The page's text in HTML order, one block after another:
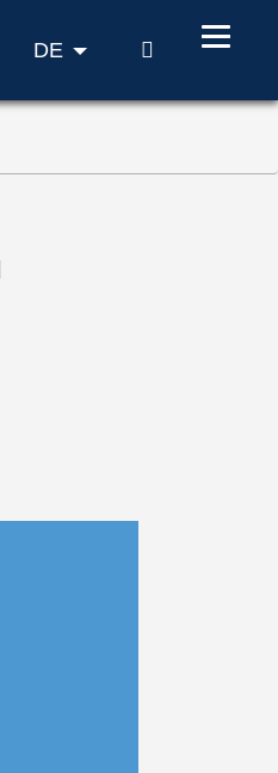
DE SUCHE